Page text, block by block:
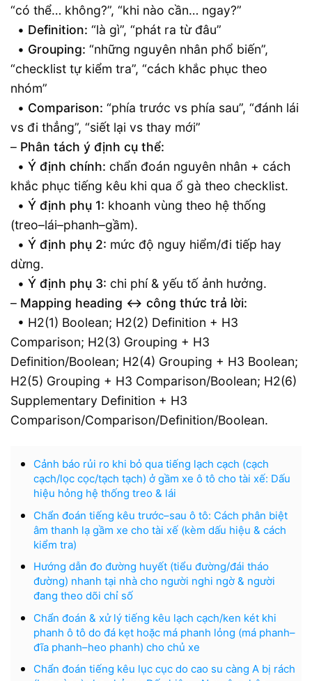
“có thể… không?”, “khi nào cần… ngay?”
• Definition: “là gì”, “phát ra từ đâu”
• Grouping: “những nguyên nhân phổ biến”,
“checklist tự kiểm tra”, “cách khắc phục theo
nhóm”
• Comparison: “phía trước vs phía sau”, “đánh lái
vs đi thẳng”, “siết lại vs thay mới”
– Phân tách ý định cụ thể:
• Ý định chính: chẩn đoán nguyên nhân + cách
khắc phục tiếng kêu khi qua ổ gà theo checklist.
• Ý định phụ 1: khoanh vùng theo hệ thống
(treo–lái–phanh–gầm).
• Ý định phụ 2: mức độ nguy hiểm/đi tiếp hay
dừng.
• Ý định phụ 3: chi phí & yếu tố ảnh hưởng.
– Mapping heading ↔ công thức trả lời:
• H2(1) Boolean; H2(2) Definition + H3
Comparison; H2(3) Grouping + H3
Definition/Boolean; H2(4) Grouping + H3 Boolean;
H2(5) Grouping + H3 Comparison/Boolean; H2(6)
Supplementary Definition + H3
Comparison/Comparison/Definition/Boolean.
Cảnh báo rủi ro khi bỏ qua tiếng lạch cạch (cạch
cạch/lọc cọc/tạch tạch) ở gầm xe ô tô cho tài xế: Dấu
hiệu hỏng hệ thống treo & lái
Chẩn đoán tiếng kêu trước–sau ô tô: Cách phân biệt
âm thanh lạ gầm xe cho tài xế (kèm dấu hiệu & cách
kiểm tra)
Hướng dẫn đo đường huyết (tiểu đường/đái tháo
đường) nhanh tại nhà cho người nghi ngờ & người
đang theo dõi chỉ số
Chẩn đoán & xử lý tiếng kêu lạch cạch/ken két khi
phanh ô tô do đá kẹt hoặc má phanh lỏng (má phanh–
đĩa phanh–heo phanh) cho chủ xe
Chẩn đoán tiếng kêu lục cục do cao su càng A bị rách